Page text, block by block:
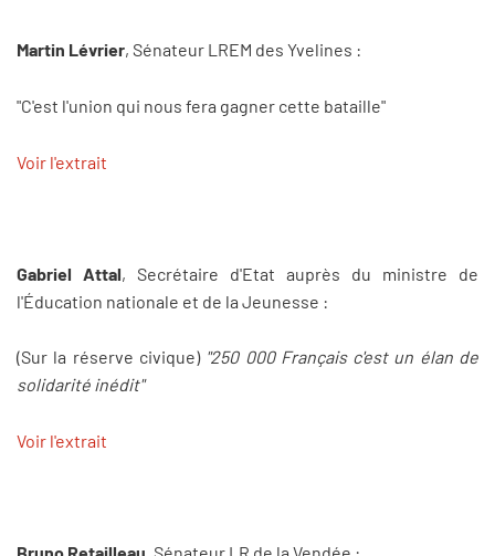
Martin Lévrier, Sénateur LREM des Yvelines :
"C'est l'union qui nous fera gagner cette bataille"
Voir l'extrait
Gabriel Attal, Secrétaire d'Etat auprès du ministre de
l'Éducation nationale et de la Jeunesse :
(Sur la réserve civique) "250 000 Français c'est un élan de
solidarité inédit"
Voir l'extrait